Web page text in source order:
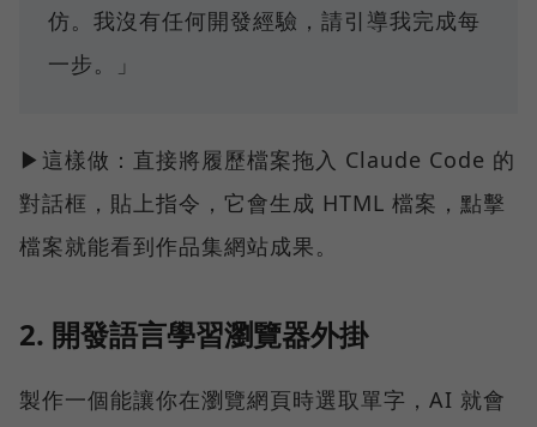
仿。我沒有任何開發經驗，請引導我完成每
一步。」
▶這樣做：直接將履歷檔案拖入 Claude Code 的
對話框，貼上指令，它會生成 HTML 檔案，點擊
檔案就能看到作品集網站成果。
2. 開發語言學習瀏覽器外掛
製作一個能讓你在瀏覽網頁時選取單字，AI 就會